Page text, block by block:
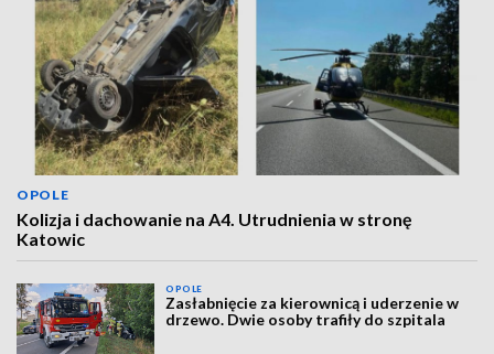
OPOLE
Kolizja i dachowanie na A4. Utrudnienia w stronę
Katowic
OPOLE
Zasłabnięcie za kierownicą i uderzenie w
drzewo. Dwie osoby trafiły do szpitala